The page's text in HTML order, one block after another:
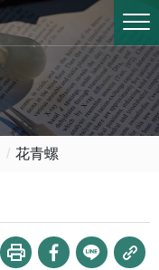
花青螺